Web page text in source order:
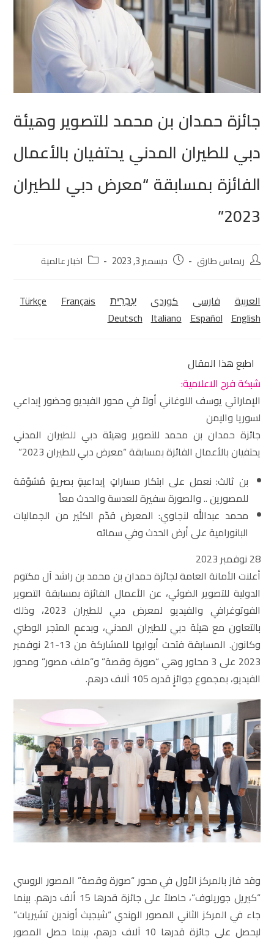
جائزة حمدان بن محمد للتصوير وهيئة
دبي للطيران المدني يحتفيان بالأعمال
الفائزة بمسابقة “معرض دبي للطيران
2023”
ريماس طارق ديسمبر 3, 2023 اخبار عالمية
العربية فارسی كوردی‎ עִבְרִית Türkçe
Français
Deutsch Italiano Español English
اطبع هذا المقال
شبكة فرح الاعلامية:
الإماراتي يوسف اللوغاني أولاً في محور الفيديو وحضور إبداعي
لسوريا واليمن
جائزة حمدان بن محمد للتصوير وهيئة دبي للطيران المدني
يحتفيان بالأعمال الفائزة بمسابقة “معرض دبي للطيران 2023”
بن ثالث: نعمل على ابتكار مساراتٍ إبداعيةٍ بصريةٍ مُشوّقة
للمصورين .. والصورة سفيرة للعدسة والحدث معاً
محمد عبدالله لنجاوي: المعرض قدّم الكثير من الجماليات
البانورامية على أرض الحدث وفي سمائه
28 نوفمبر 2023
أعلنت الأمانة العامة لجائزة حمدان بن محمد بن راشد آل مكتوم
الدولية للتصوير الضوئي، عن الأعمال الفائزة بمسابقة التصوير
الفوتوغرافي والفيديو لمعرض دبي للطيران 2023، وذلك
بالتعاون مع هيئة دبي للطيران المدني، وبدعمٍ المتجر الوطني
وكانون. المسابقة فتحت أبوابها للمشاركة من 13-21 نوفمبر
2023 على 3 محاور وهي “صورة وقصة” و”ملف مصور” ومحور
الفيديو، بمجموع جوائزٍ قدره 105 آلاف درهم.
وقد فاز بالمركز الأول في محور “صورة وقصة” المصور الروسي
“كيريل جوريلوف”، حاصلاً على جائزة قدرها 15 ألف درهم. بينما
جاء في المركز الثاني المصور الهندي “شيجيث أوندين تشيريات”
ليحصل على جائزة قدرها 10 آلاف درهم، بينما حصل المصور